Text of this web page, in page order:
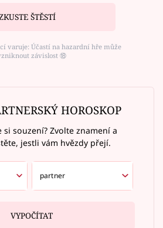
ŠTĚSTÍ
varuje: Účastí na hazardní hře může
závislost ⑱
HOROSKOP
si souzení? Zvolte znamení a
jestli vám hvězdy přejí.
VYPOČÍTAT